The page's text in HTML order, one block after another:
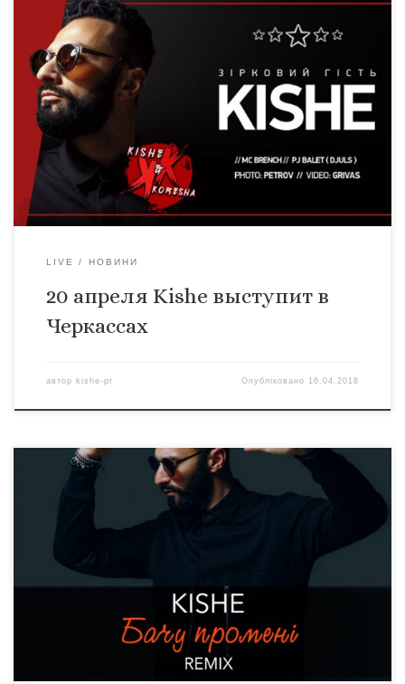
20 апреля Kishe выступит в Черкассах. В этот день
исполняется 5 лет ресторану- клубу MANHATTAN. Kishe
выступит с новой живой программой в качестве
специального приглашенного гостя. Билеты уже в
продаже.
LIVE НОВИНИ
20 апреля Kishe выступит в
Черкассах
автор kishe-pr Опубліковано 16.04.2018
Рады сообщить, что ремикс на песню “Бачу промені” от
https://goo.gl/46nbWx Google play – https://goo.gl/Yrosdk
Spotify – https://goo.gl/WCEHzH Amazon –
https://goo.gl/Kc6wXJ Shazam – https://goo.gl/PznQvh